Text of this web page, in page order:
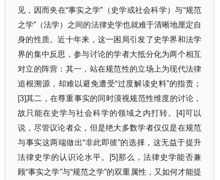
见，因而夹在“事实之学” （史学或社会科学）与“规范
之学” （法学）之间的法律史学也就难于清晰地厘定自
身的性质。近十年来，这一困局引发了史学界和法学
界的集中反思，参与讨论的学者大抵分化为两个相互
对立的阵营：其一，站在规范性的立场上为现代法律
追根溯源，却难以避免遭受“过度解读史料”的指责；
[3]其二，在尊重事实的同时漠视规范性维度的讨论，
故只能在史学与社会科学的领域之内打转。
[4]可以
说，尽管议论者众，但是绝大多数学者仅仅是在规范
与事实这两端做出“非此即彼”的选择，这无益于提升
法律史学的认识论水平。
[5]那么，法律史学能否兼
顾“事实之学”与“规范之学”的双重属性，又如何才能提